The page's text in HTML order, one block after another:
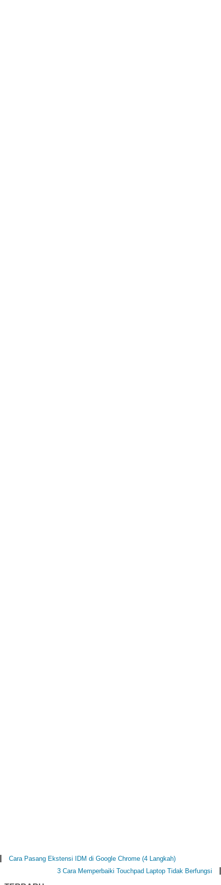
Cara Pasang Ekstensi IDM di Google Chrome (4 Langkah)
3 Cara Memperbaiki Touchpad Laptop Tidak Berfungsi